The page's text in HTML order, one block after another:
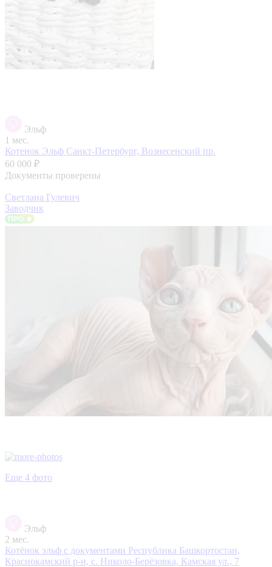
Эльф
1 мес.
Котенок Эльф Санкт-Петербург, Вознесенский пр.
60 000 ₽
Документы проверены
Светлана Гулевич
Заводчик
Еще 4 фото
Эльф
2 мес.
Котёнок эльф с документами Республика Башкортостан,
Краснокамский р-н, с. Николо-Берёзовка, Камская ул., 7